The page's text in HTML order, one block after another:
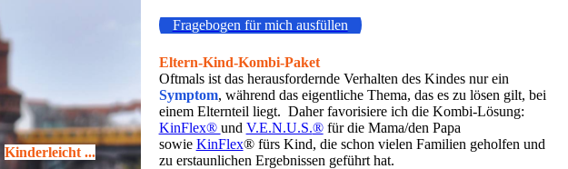
Kinderleicht ...
Fragebogen für mich ausfüllen
Eltern-Kind-Kombi-Paket
Oftmals ist das herausfordernde Verhalten des Kindes nur ein
Symptom, während das eigentliche Thema, das es zu lösen gilt, bei
einem Elternteil liegt. Daher favorisiere ich die Kombi-Lösung:
KinFlex® und V.E.N.U.S.®für die Mama/den Papa
sowie KinFlex® fürs Kind, die schon vielen Familien geholfen und
zu erstaunlichen Ergebnissen geführt hat.